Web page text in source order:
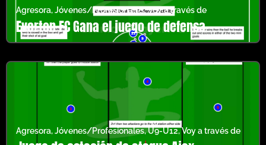
Agresora,Jóvenes/Profesionales,Voy a través de
Everton FC Gana el juego de defensa
Agresora,Jóvenes/Profesionales,U9-U12,Voy a través de